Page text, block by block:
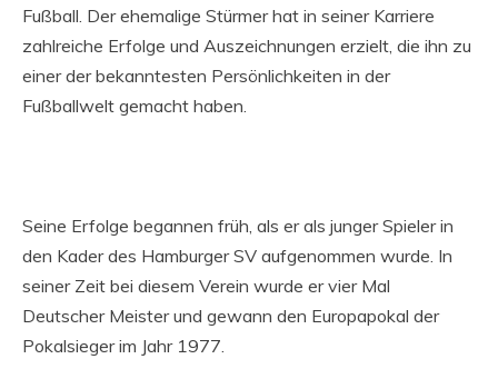
Fußball. Der ehemalige Stürmer hat in seiner Karriere
zahlreiche Erfolge und Auszeichnungen erzielt, die ihn zu
einer der bekanntesten Persönlichkeiten in der
Fußballwelt gemacht haben.
Seine Erfolge begannen früh, als er als junger Spieler in
den Kader des Hamburger SV aufgenommen wurde. In
seiner Zeit bei diesem Verein wurde er vier Mal
Deutscher Meister und gewann den Europapokal der
Pokalsieger im Jahr 1977.